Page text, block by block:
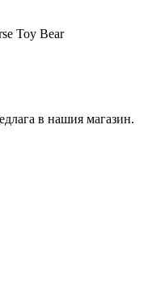
Toy Bear
в нашия магазин.